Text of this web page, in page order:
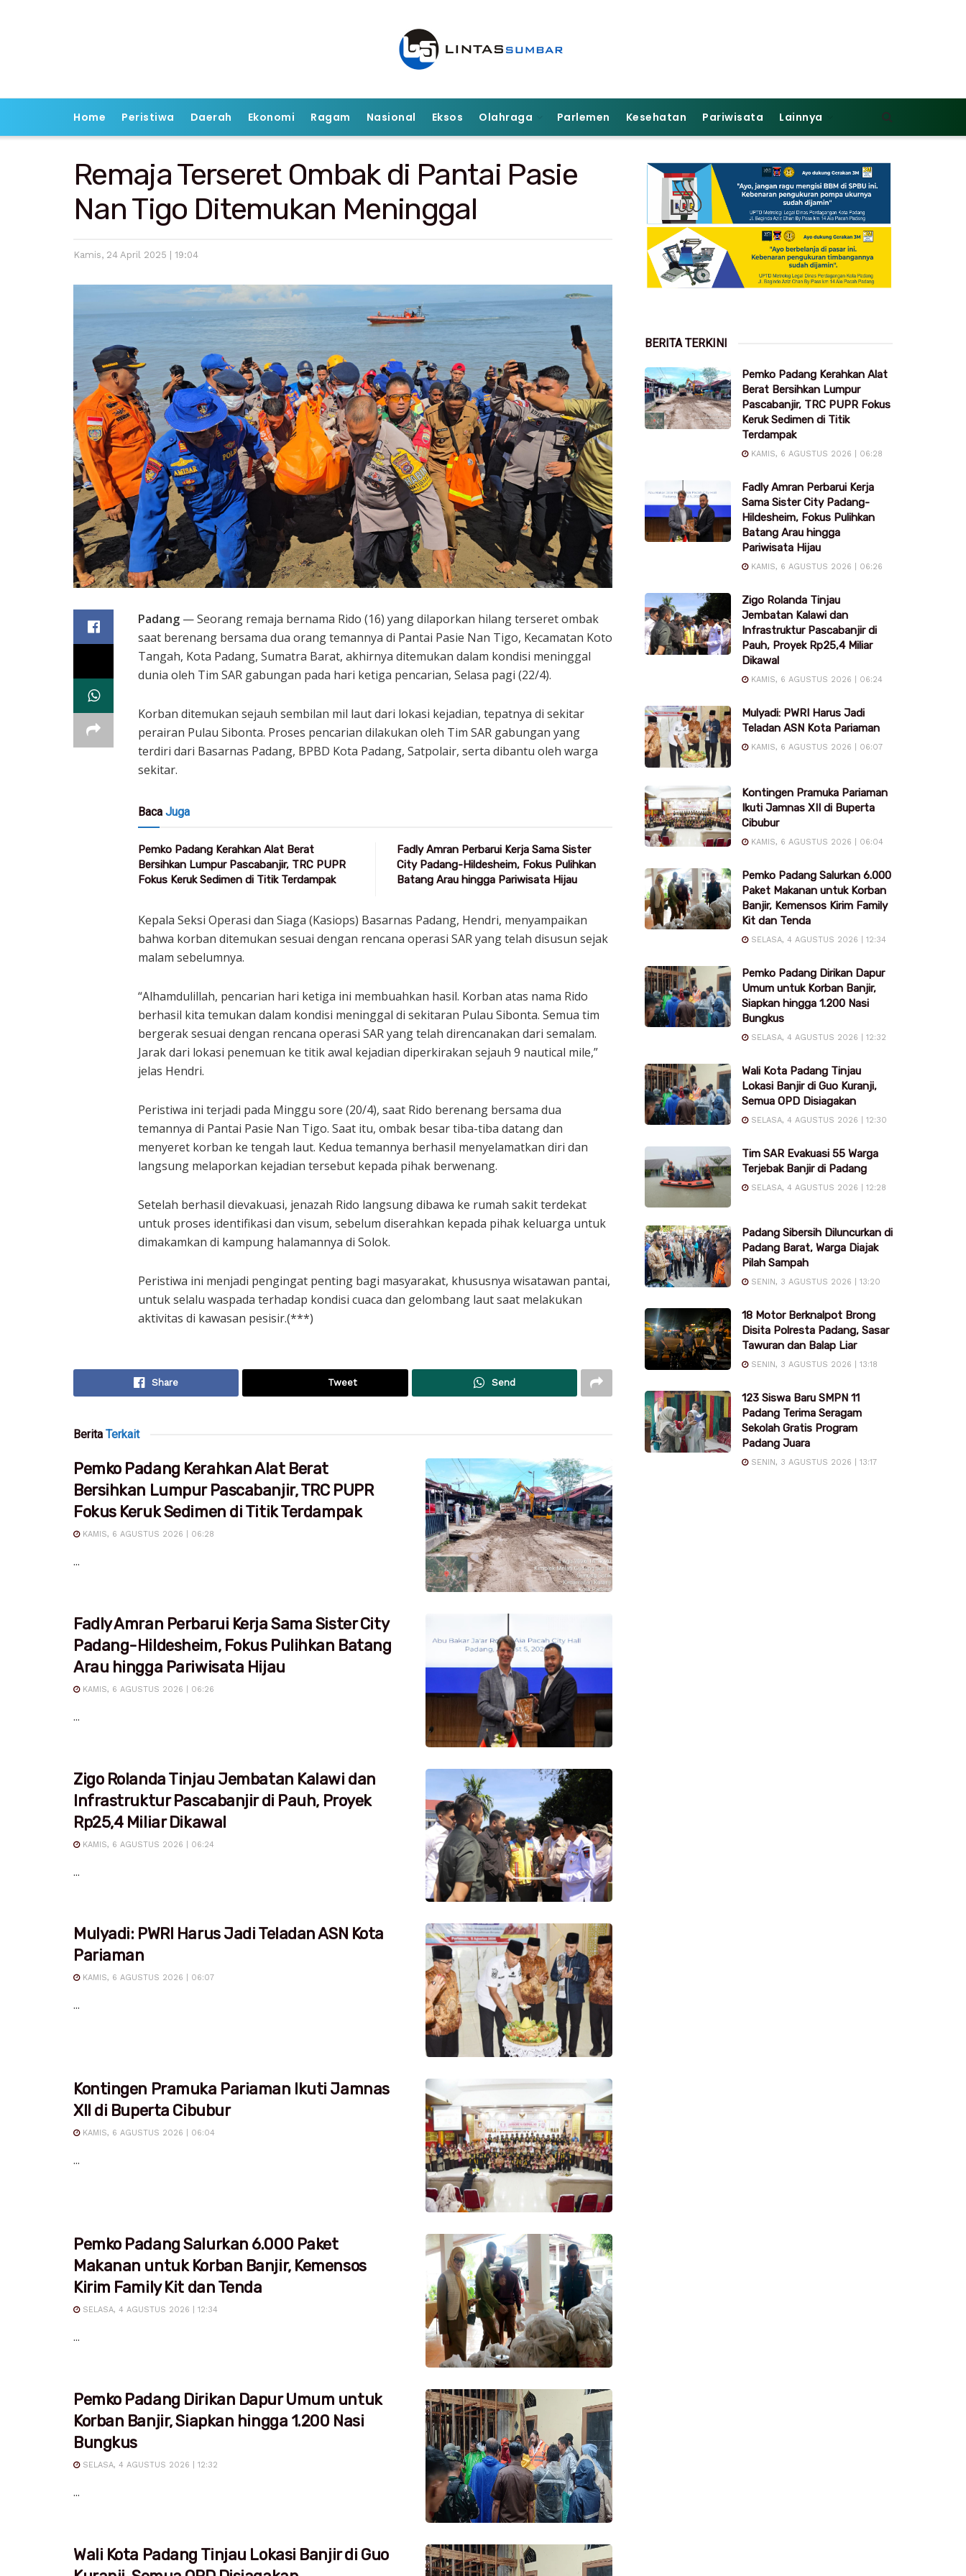
Home Peristiwa Daerah Ekonomi Ragam Nasional Eksos Olahraga Parlemen Kesehatan Pariwisata Lainnya
Remaja Terseret Ombak di Pantai Pasie
Nan Tigo Ditemukan Meninggal
Kamis, 24 April 2025 | 19:04
Padang — Seorang remaja bernama Rido (16) yang dilaporkan hilang terseret ombak
saat berenang bersama dua orang temannya di Pantai Pasie Nan Tigo, Kecamatan Koto
Tangah, Kota Padang, Sumatra Barat, akhirnya ditemukan dalam kondisi meninggal
dunia oleh Tim SAR gabungan pada hari ketiga pencarian, Selasa pagi (22/4).
Korban ditemukan sejauh sembilan mil laut dari lokasi kejadian, tepatnya di sekitar
perairan Pulau Sibonta. Proses pencarian dilakukan oleh Tim SAR gabungan yang
terdiri dari Basarnas Padang, BPBD Kota Padang, Satpolair, serta dibantu oleh warga
sekitar.
Baca Juga
Pemko Padang Kerahkan Alat Berat
Bersihkan Lumpur Pascabanjir, TRC PUPR
Fokus Keruk Sedimen di Titik Terdampak
Fadly Amran Perbarui Kerja Sama Sister
City Padang-Hildesheim, Fokus Pulihkan
Batang Arau hingga Pariwisata Hijau
Kepala Seksi Operasi dan Siaga (Kasiops) Basarnas Padang, Hendri, menyampaikan
bahwa korban ditemukan sesuai dengan rencana operasi SAR yang telah disusun sejak
malam sebelumnya.
“Alhamdulillah, pencarian hari ketiga ini membuahkan hasil. Korban atas nama Rido
berhasil kita temukan dalam kondisi meninggal di sekitaran Pulau Sibonta. Semua tim
bergerak sesuai dengan rencana operasi SAR yang telah direncanakan dari semalam.
Jarak dari lokasi penemuan ke titik awal kejadian diperkirakan sejauh 9 nautical mile,”
jelas Hendri.
Peristiwa ini terjadi pada Minggu sore (20/4), saat Rido berenang bersama dua
temannya di Pantai Pasie Nan Tigo. Saat itu, ombak besar tiba-tiba datang dan
menyeret korban ke tengah laut. Kedua temannya berhasil menyelamatkan diri dan
langsung melaporkan kejadian tersebut kepada pihak berwenang.
Setelah berhasil dievakuasi, jenazah Rido langsung dibawa ke rumah sakit terdekat
untuk proses identifikasi dan visum, sebelum diserahkan kepada pihak keluarga untuk
dimakamkan di kampung halamannya di Solok.
Peristiwa ini menjadi pengingat penting bagi masyarakat, khususnya wisatawan pantai,
untuk selalu waspada terhadap kondisi cuaca dan gelombang laut saat melakukan
aktivitas di kawasan pesisir.(***)
Share Tweet Send
Berita Terkait
Pemko Padang Kerahkan Alat Berat
Bersihkan Lumpur Pascabanjir, TRC PUPR
Fokus Keruk Sedimen di Titik Terdampak
KAMIS, 6 AGUSTUS 2026 | 06:28
...
Fadly Amran Perbarui Kerja Sama Sister City
Padang-Hildesheim, Fokus Pulihkan Batang
Arau hingga Pariwisata Hijau
KAMIS, 6 AGUSTUS 2026 | 06:26
...
Zigo Rolanda Tinjau Jembatan Kalawi dan
Infrastruktur Pascabanjir di Pauh, Proyek
Rp25,4 Miliar Dikawal
KAMIS, 6 AGUSTUS 2026 | 06:24
...
Mulyadi: PWRI Harus Jadi Teladan ASN Kota
Pariaman
KAMIS, 6 AGUSTUS 2026 | 06:07
...
Kontingen Pramuka Pariaman Ikuti Jamnas
XII di Buperta Cibubur
KAMIS, 6 AGUSTUS 2026 | 06:04
...
Pemko Padang Salurkan 6.000 Paket
Makanan untuk Korban Banjir, Kemensos
Kirim Family Kit dan Tenda
SELASA, 4 AGUSTUS 2026 | 12:34
...
Pemko Padang Dirikan Dapur Umum untuk
Korban Banjir, Siapkan hingga 1.200 Nasi
Bungkus
SELASA, 4 AGUSTUS 2026 | 12:32
...
Wali Kota Padang Tinjau Lokasi Banjir di Guo
BERITA TERKINI
Pemko Padang Kerahkan Alat
Berat Bersihkan Lumpur
Pascabanjir, TRC PUPR Fokus
Keruk Sedimen di Titik
Terdampak
KAMIS, 6 AGUSTUS 2026 | 06:28
Fadly Amran Perbarui Kerja
Sama Sister City Padang-
Hildesheim, Fokus Pulihkan
Batang Arau hingga
Pariwisata Hijau
KAMIS, 6 AGUSTUS 2026 | 06:26
Zigo Rolanda Tinjau
Jembatan Kalawi dan
Infrastruktur Pascabanjir di
Pauh, Proyek Rp25,4 Miliar
Dikawal
KAMIS, 6 AGUSTUS 2026 | 06:24
Mulyadi: PWRI Harus Jadi
Teladan ASN Kota Pariaman
KAMIS, 6 AGUSTUS 2026 | 06:07
Kontingen Pramuka Pariaman
Ikuti Jamnas XII di Buperta
Cibubur
KAMIS, 6 AGUSTUS 2026 | 06:04
Pemko Padang Salurkan 6.000
Paket Makanan untuk Korban
Banjir, Kemensos Kirim Family
Kit dan Tenda
SELASA, 4 AGUSTUS 2026 | 12:34
Pemko Padang Dirikan Dapur
Umum untuk Korban Banjir,
Siapkan hingga 1.200 Nasi
Bungkus
SELASA, 4 AGUSTUS 2026 | 12:32
Wali Kota Padang Tinjau
Lokasi Banjir di Guo Kuranji,
Semua OPD Disiagakan
SELASA, 4 AGUSTUS 2026 | 12:30
Tim SAR Evakuasi 55 Warga
Terjebak Banjir di Padang
SELASA, 4 AGUSTUS 2026 | 12:28
Padang Sibersih Diluncurkan di
Padang Barat, Warga Diajak
Pilah Sampah
SENIN, 3 AGUSTUS 2026 | 13:20
18 Motor Berknalpot Brong
Disita Polresta Padang, Sasar
Tawuran dan Balap Liar
SENIN, 3 AGUSTUS 2026 | 13:18
123 Siswa Baru SMPN 11
Padang Terima Seragam
Sekolah Gratis Program
Padang Juara
SENIN, 3 AGUSTUS 2026 | 13:17